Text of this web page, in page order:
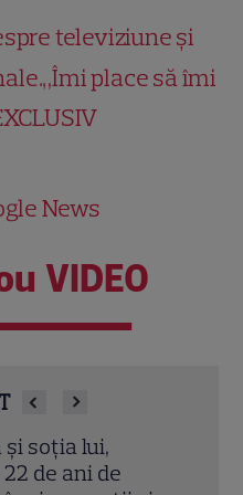
televiziune și
place să îmi
News
VIDEO
soțul
și povestea